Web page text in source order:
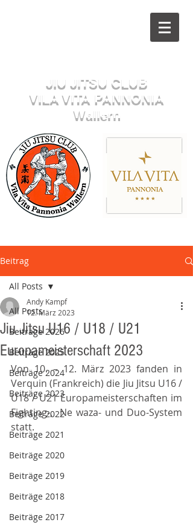
JIU JITSU CLUB
VILA VITA PANNONIA
Wallern
Beitrag
All Posts
Beiträge 2026
Beiträge 2025
Beiträge 2024
Beiträge 2023
Beiträge 2022
Beiträge 2021
Beiträge 2020
Beiträge 2019
Beiträge 2018
Beiträge 2017
All Posts
Jiu Jitsu U16 / U18 / U21
Europameisterschaft 2023
Andy Kampf
12. März 2023
Von 10. – 12. März 2023 fanden in
Verquin (Frankreich) die Jiu Jitsu U16 /
U18 / U21 Europameisterschaften im
Fighting-,  Ne waza- und Duo-System
statt.